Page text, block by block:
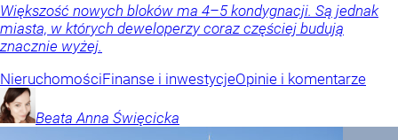
Większość nowych bloków ma 4–5 kondygnacji. Są jednak
miasta, w których deweloperzy coraz częściej budują
znacznie wyżej.
NieruchomościFinanse i inwestycjeOpinie i komentarze
Beata Anna Święcicka